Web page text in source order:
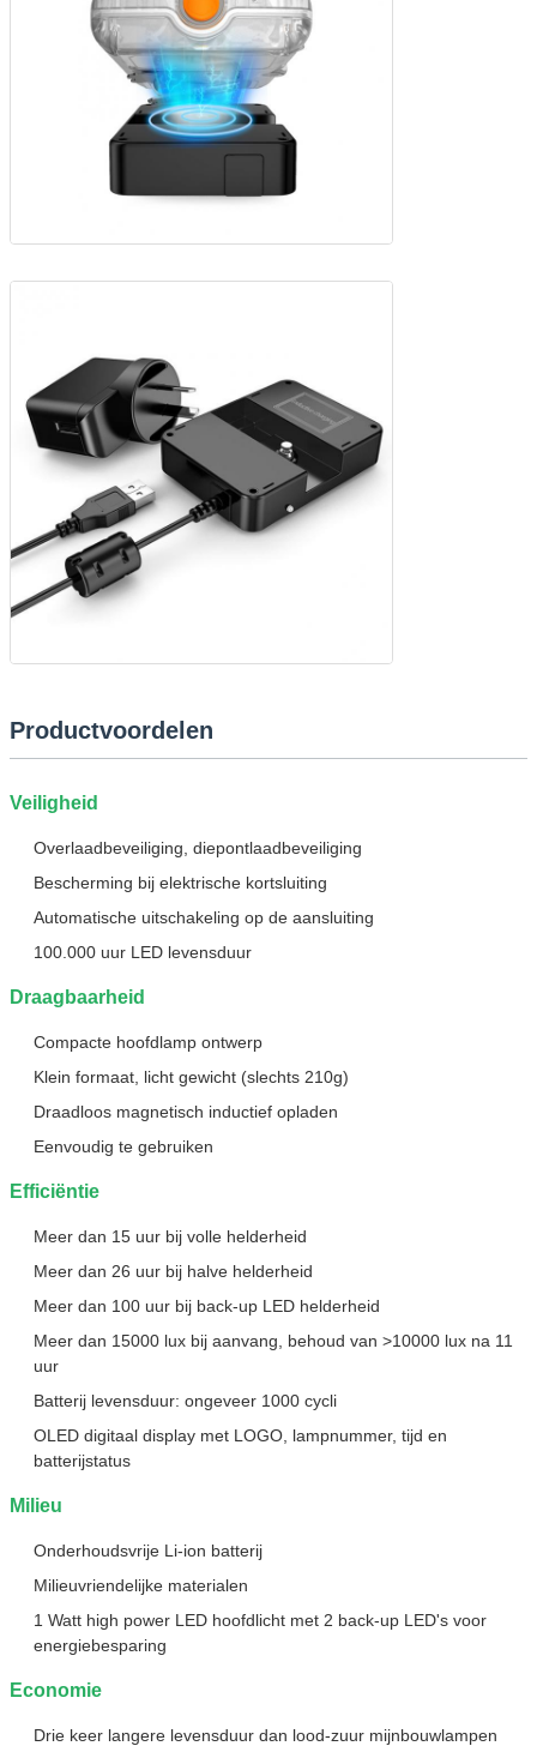
Productvoordelen
Veiligheid
Overlaadbeveiliging, diepontlaadbeveiliging
Bescherming bij elektrische kortsluiting
Automatische uitschakeling op de aansluiting
100.000 uur LED levensduur
Draagbaarheid
Compacte hoofdlamp ontwerp
Klein formaat, licht gewicht (slechts 210g)
Draadloos magnetisch inductief opladen
Eenvoudig te gebruiken
Efficiëntie
Meer dan 15 uur bij volle helderheid
Meer dan 26 uur bij halve helderheid
Meer dan 100 uur bij back-up LED helderheid
Meer dan 15000 lux bij aanvang, behoud van >10000 lux na 11
uur
Batterij levensduur: ongeveer 1000 cycli
OLED digitaal display met LOGO, lampnummer, tijd en
batterijstatus
Milieu
Onderhoudsvrije Li-ion batterij
Milieuvriendelijke materialen
1 Watt high power LED hoofdlicht met 2 back-up LED's voor
energiebesparing
Economie
Drie keer langere levensduur dan lood-zuur mijnbouwlampen